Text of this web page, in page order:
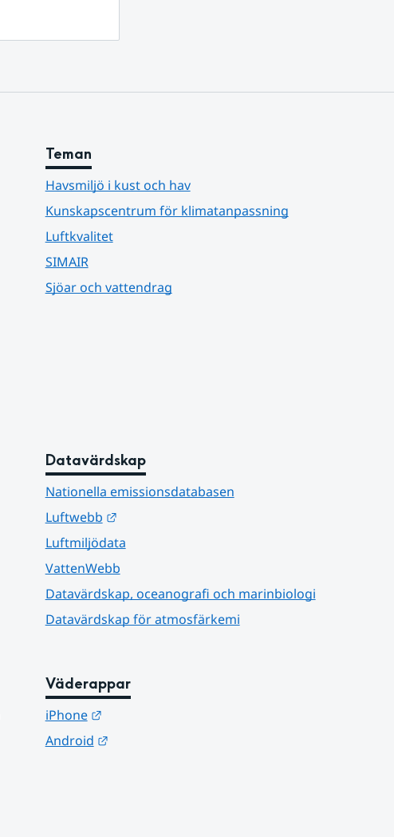
Teman
Havsmiljö i kust och hav
Kunskapscentrum för klimatanpassning
Luftkvalitet
SIMAIR
Sjöar och vattendrag
Datavärdskap
Nationella emissionsdatabasen
Luftwebb
Länk till annan webbplats.
Luftmiljödata
VattenWebb
Datavärdskap, oceanografi och marinbiologi
Datavärdskap för atmosfärkemi
Väderappar
iPhone
Länk till annan webbplats.
Android
Länk till annan webbplats.